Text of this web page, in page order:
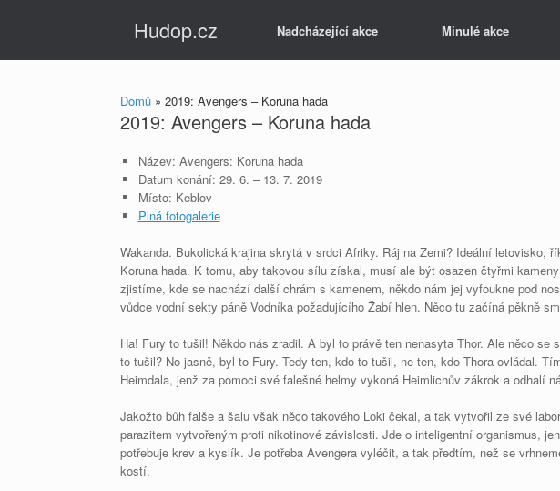
Hudop.cz Nadcházející akce Minulé akce
Domů » 2019: Avengers – Koruna hada
2019: Avengers – Koruna hada
Název: Avengers: Koruna hada
Datum konání: 29. 6. – 13. 7. 2019
Místo: Keblov
Plná fotogalerie
Wakanda. Bukolická krajina skrytá v srdci Afriky. Ráj na Zemi? Ideální
Koruna hada. K tomu, aby takovou sílu získal, musí ale být osazen čtyřmi
zjistíme, kde se nachází další chrám s kamenem, někdo nám jej vyfoukne pod
vůdce vodní sekty páně Vodníka požadujícího Žabí hlen. Něco tu začíná pěkně
Ha! Fury to tušil! Někdo nás zradil. A byl to právě ten nenasyta Thor. Ale něco
to tušil? No jasně, byl to Fury. Tedy ten, kdo to tušil, ne ten, kdo Thora ovládal.
Heimdala, jenž za pomoci své falešné helmy vykoná Heimlichův zákrok a odhalí
Jakožto bůh falše a šalu však něco takového Loki čekal, a tak vytvořil ze své
parazitem vytvořeným proti nikotinové závislosti. Jde o inteligentní organismus,
potřebuje krev a kyslík. Je potřeba Avengera vyléčit, a tak předtím, než se
kostí.